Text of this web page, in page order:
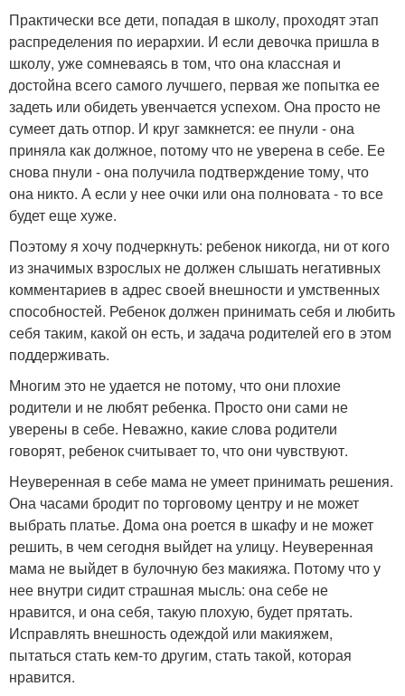
Практически все дети, попадая в школу, проходят этап
распределения по иерархии. И если девочка пришла в
школу, уже сомневаясь в том, что она классная и
достойна всего самого лучшего, первая же попытка ее
задеть или обидеть увенчается успехом. Она просто не
сумеет дать отпор. И круг замкнется: ее пнули - она
приняла как должное, потому что не уверена в себе. Ее
снова пнули - она получила подтверждение тому, что
она никто. А если у нее очки или она полновата - то все
будет еще хуже.
Поэтому я хочу подчеркнуть: ребенок никогда, ни от кого
из значимых взрослых не должен слышать негативных
комментариев в адрес своей внешности и умственных
способностей. Ребенок должен принимать себя и любить
себя таким, какой он есть, и задача родителей его в этом
поддерживать.
Многим это не удается не потому, что они плохие
родители и не любят ребенка. Просто они сами не
уверены в себе. Неважно, какие слова родители
говорят, ребенок считывает то, что они чувствуют.
Неуверенная в себе мама не умеет принимать решения.
Она часами бродит по торговому центру и не может
выбрать платье. Дома она роется в шкафу и не может
решить, в чем сегодня выйдет на улицу. Неуверенная
мама не выйдет в булочную без макияжа. Потому что у
нее внутри сидит страшная мысль: она себе не
нравится, и она себя, такую плохую, будет прятать.
Исправлять внешность одеждой или макияжем,
пытаться стать кем-то другим, стать такой, которая
нравится.